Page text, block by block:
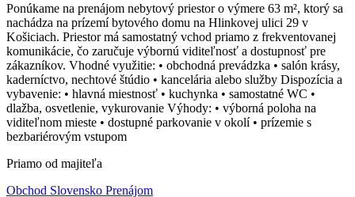
Ponúkame na prenájom nebytový priestor o výmere 63 m², ktorý sa
nachádza na prízemí bytového domu na Hlinkovej ulici 29 v
Košiciach. Priestor má samostatný vchod priamo z frekventovanej
komunikácie, čo zaručuje výbornú viditeľnosť a dostupnosť pre
zákazníkov. Vhodné využitie: • obchodná prevádzka • salón krásy,
kaderníctvo, nechtové štúdio • kancelária alebo služby Dispozícia a
vybavenie: • hlavná miestnosť • kuchynka • samostatné WC •
dlažba, osvetlenie, vykurovanie Výhody: • výborná poloha na
viditeľnom mieste • dostupné parkovanie v okolí • prízemie s
bezbariérovým vstupom
Priamo od majiteľa
Obchod Slovensko Prenájom